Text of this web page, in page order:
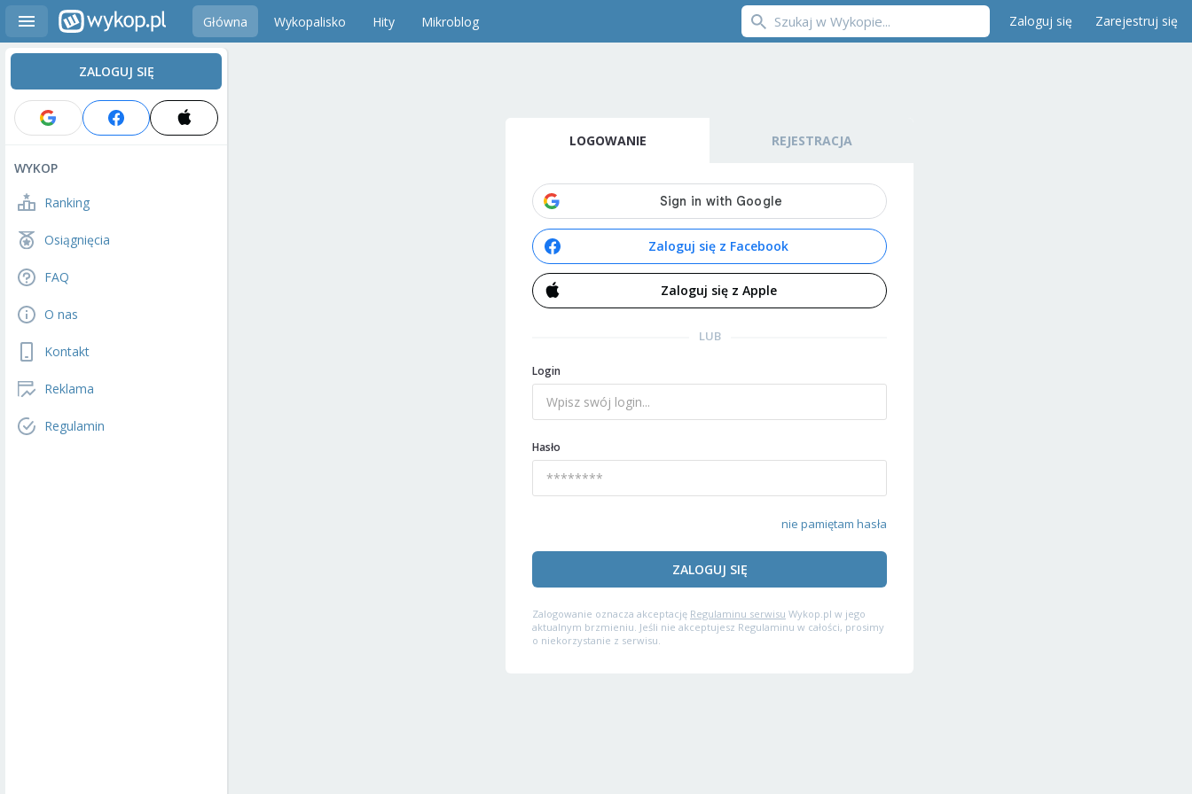
Główna Wykopalisko Hity Mikroblog Zaloguj się Zarejestruj się
ZALOGUJ SIĘ
WYKOP
Ranking
Osiągnięcia
FAQ
O nas
Kontakt
Reklama
Regulamin
LOGOWANIE REJESTRACJA
Zaloguj się z Facebook
Zaloguj się z Apple
LUB
Login
Hasło
nie pamiętam hasła
ZALOGUJ SIĘ
Zalogowanie oznacza akceptację Regulaminu serwisu Wykop.pl w jego
aktualnym brzmieniu. Jeśli nie akceptujesz Regulaminu w całości, prosimy
o niekorzystanie z serwisu.